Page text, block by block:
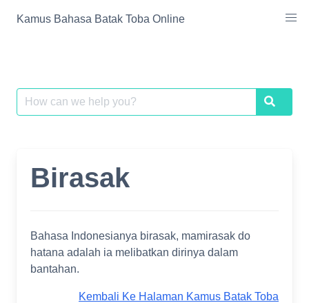
Kamus Bahasa Batak Toba Online
Search
for:
Search
Birasak
Bahasa Indonesianya birasak, mamirasak do
hatana adalah ia melibatkan dirinya dalam
bantahan.
Kembali Ke Halaman Kamus Batak Toba